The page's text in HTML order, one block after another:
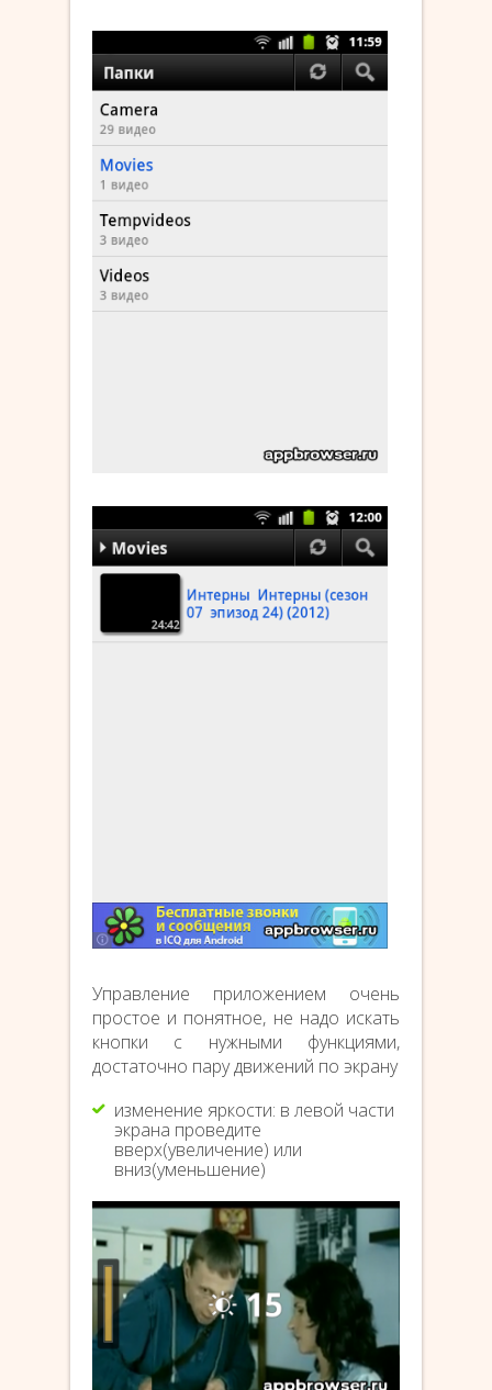
Управление приложением очень
простое и понятное, не надо искать
кнопки с нужными функциями,
достаточно пару движений по экрану
изменение яркости: в левой части
экрана проведите
вверх(увеличение) или
вниз(уменьшение)